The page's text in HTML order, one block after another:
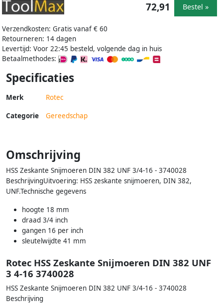
Verzendkosten: Gratis vanaf € 60
Retourneren: 14 dagen
Levertijd: Voor 22:45 besteld, volgende dag in huis
Betaalmethodes:
72,91 Bestel »
Specificaties
Merk Rotec
Categorie Gereedschap
Omschrijving
HSS Zeskante Snijmoeren DIN 382 UNF 3/4-16 - 3740028
BeschrijvingUitvoering: HSS zeskante snijmoeren, DIN 382,
UNF.Technische gegevens
hoogte 18 mm
draad 3/4 inch
gangen 16 per inch
sleutelwijdte 41 mm
Rotec HSS Zeskante Snijmoeren DIN 382 UNF
3 4-16 3740028
HSS Zeskante Snijmoeren DIN 382 UNF 3/4-16 - 3740028
Beschrijving